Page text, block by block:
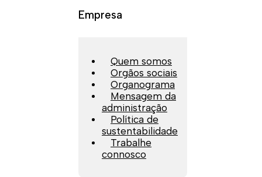
Empresa
Quem somos
Orgãos sociais
Organograma
Mensagem da
administração
Política de
sustentabilidade
Trabalhe
connosco